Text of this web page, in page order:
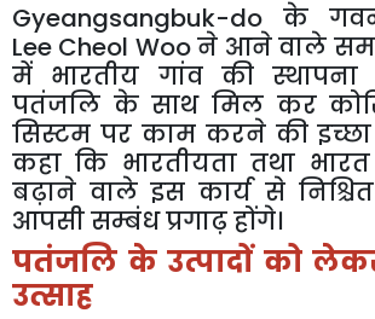
Gyeangsangbuk-do के
Lee Cheol Wooने आनेवाले
में भारतीय गांव की स्थापना
पतंजलि के साथ मिल कर
सिस्टम पर काम करने की इच्छा
कहा कि भारतीयता तथा भारत
बढ़ाने वाले इस कार्य से निश्चित
आपसीसम्बंधप्रगाढ़होंगे।
पतंजलि के उत्पादों को
उत्साह